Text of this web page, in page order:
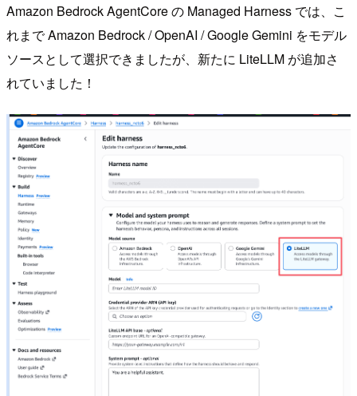
Amazon Bedrock AgentCore の Managed Harness では、こ
れまで Amazon Bedrock / OpenAI / Google Gemini をモデル
ソースとして選択できましたが、新たに LiteLLM が追加さ
れていました！